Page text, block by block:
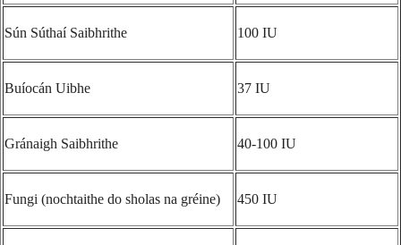
Sún Súthaí Saibhrithe 100 IU
Buíocán Uibhe 37 IU
Gránaigh Saibhrithe 40-100 IU
Fungi (nochtaithe do sholas na gréine) 450 IU